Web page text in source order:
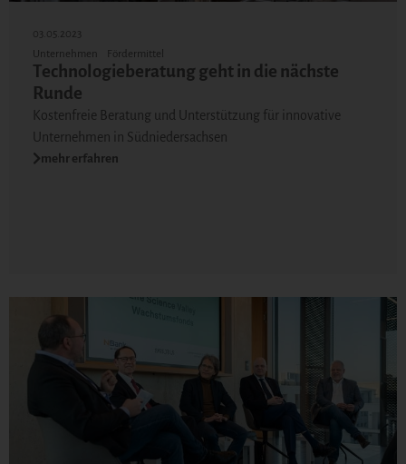
03.05.2023
Unternehmen
Fördermittel
Technologieberatung geht in die nächste
Runde
Kostenfreie Beratung und Unterstützung für innovative
Unternehmen in Südniedersachsen
mehr erfahren